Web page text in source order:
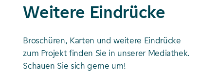
Weitere Eindrücke
Broschüren, Karten und weitere Eindrücke
zum Projekt finden Sie in unserer Mediathek.
Schauen Sie sich gerne um!